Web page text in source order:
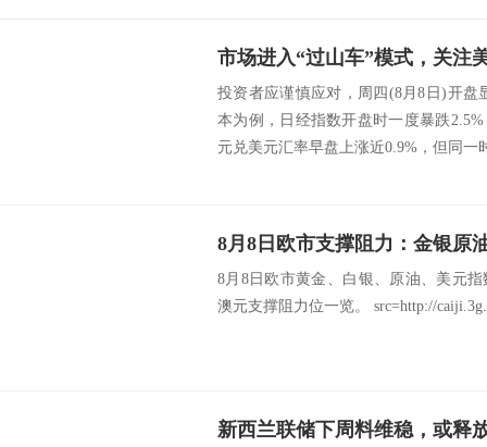
市场进入“过山车”模式，关注
投资者应谨慎应对，周四(8月8日)开盘
本为例，日经指数开盘时一度暴跌
元兑美元汇率早盘上涨近0.9%，但同一
8月8日欧市支撑阻力：金银原
8月8日欧市黄金、白银、原油、美元
澳元支撑阻力位一览。 src=http://
新西兰联储下周料维稳，或释